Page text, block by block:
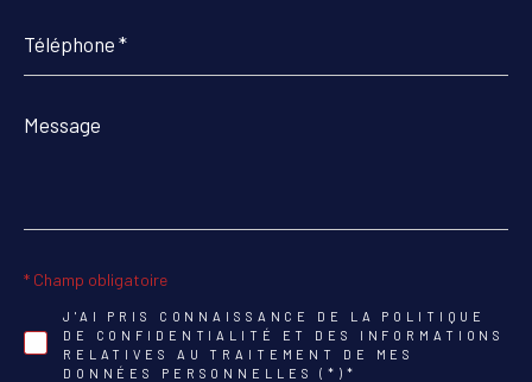
*
Message
*
J'AI PRIS CONNAISSANCE DE LA POLITIQUE
DE CONFIDENTIALITÉ ET DES INFORMATIONS
RELATIVES AU TRAITEMENT DE MES
DONNÉES PERSONNELLES (*)*
* Champ obligatoire